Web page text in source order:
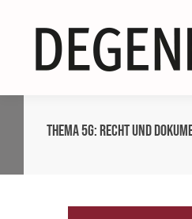
Thema 5G: Recht und